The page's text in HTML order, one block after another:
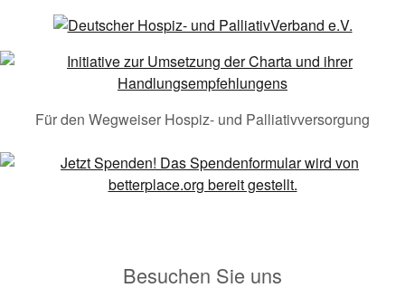
Für den Wegweiser Hospiz- und Palliativversorgung
Besuchen Sie uns